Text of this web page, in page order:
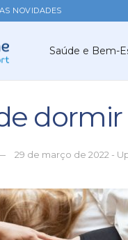
NOVIDADES
Saúde e Bem-
29 de março de 2022 -